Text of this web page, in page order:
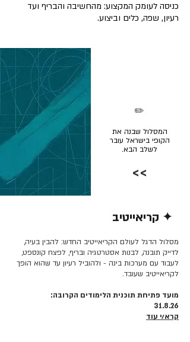
כניסה לעומק המקצוע: מהחשיבה והבריף ועד
רעיון, שפה, כלים וביצוע.
המסלול שבנה את
הקופי בישראל עובר
לשלב הבא.
✏️
>>
✦ קריאייטיב
מסלול הדגל לעולם הקריאייטיב החדש: להבין בעיה,
לדייק תובנה, לבנות אסטרטגיה ובריף, לפצח קונספט,
לעבוד עם מערכות בינה - ולהוביל רעיון עד שהוא הופך
לקריאייטיב שעובד.
מועד פתיחת תוכנית הלימודים הקרובה:
31.8.26
קרא/י עוד